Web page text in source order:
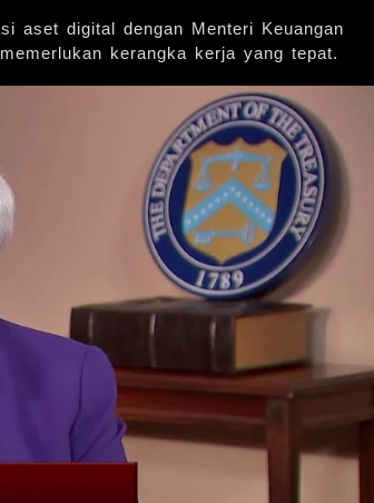
aset digital dengan Menteri Keuangan
kerangka kerja yang tepat.